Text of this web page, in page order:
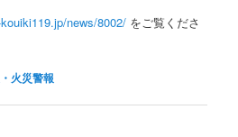
news/8002/ をご覧くださ
火災警報